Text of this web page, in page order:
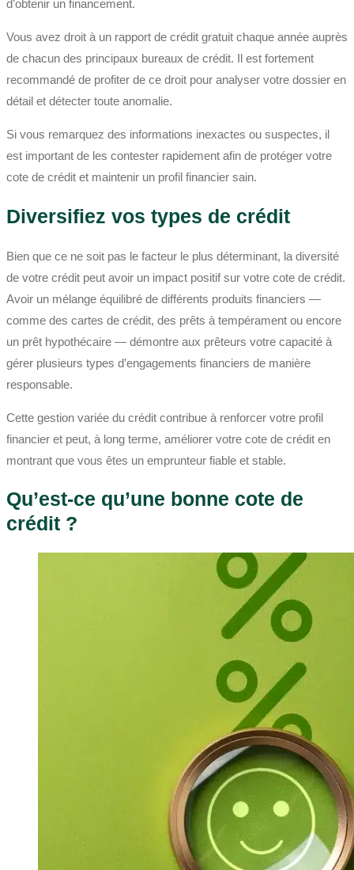
d’obtenir un financement.
Vous avez droit à un rapport de crédit gratuit chaque année auprès
de chacun des principaux bureaux de crédit. Il est fortement
recommandé de profiter de ce droit pour analyser votre dossier en
détail et détecter toute anomalie.
Si vous remarquez des informations inexactes ou suspectes, il
est important de les contester rapidement afin de protéger votre
cote de crédit et maintenir un profil financier sain.
Diversifiez vos types de crédit
Bien que ce ne soit pas le facteur le plus déterminant, la diversité
de votre crédit peut avoir un impact positif sur votre cote de crédit.
Avoir un mélange équilibré de différents produits financiers —
comme des cartes de crédit, des prêts à tempérament ou encore
un prêt hypothécaire — démontre aux prêteurs votre capacité à
gérer plusieurs types d’engagements financiers de manière
responsable.
Cette gestion variée du crédit contribue à renforcer votre profil
financier et peut, à long terme, améliorer votre cote de crédit en
montrant que vous êtes un emprunteur fiable et stable.
Qu’est-ce qu’une bonne cote de
crédit ?